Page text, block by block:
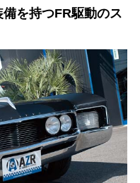
を持つFR駆動のス